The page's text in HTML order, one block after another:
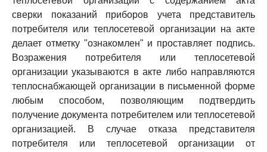
сверки показаний приборов учета представитель
потребителя или теплосетевой организации на акте
делает отметку "ознакомлен" и проставляет подпись.
Возражения потребителя или теплосетевой
организации указываются в акте либо направляются
теплоснабжающей организации в письменной форме
любым способом, позволяющим подтвердить
получение документа потребителем или теплосетевой
организацией. В случае отказа представителя
потребителя или теплосетевой организации от